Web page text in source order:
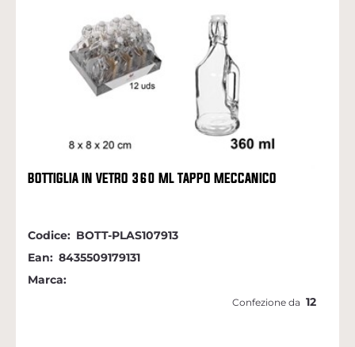
BOTTIGLIA IN VETRO 360 ML TAPPO MECCANICO
Codice: BOTT-PLAS107913
Ean: 8435509179131
Marca:
Confezione da 12